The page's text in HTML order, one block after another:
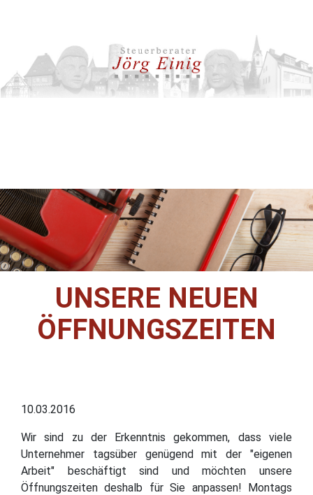
UNSERE NEUEN
ÖFFNUNGSZEITEN
10.03.2016
Wir sind zu der Erkenntnis gekommen, dass viele
Unternehmer tagsüber genügend mit der "eigenen
Arbeit" beschäftigt sind und möchten unsere
Öffnungszeiten deshalb für Sie anpassen! Montags